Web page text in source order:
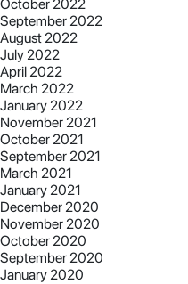
October 2022
September 2022
August 2022
July 2022
April 2022
March 2022
January 2022
November 2021
October 2021
September 2021
March 2021
January 2021
December 2020
November 2020
October 2020
September 2020
January 2020